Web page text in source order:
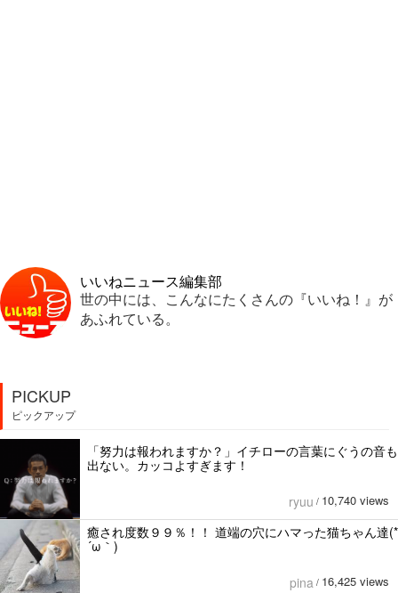
いいねニュース編集部
世の中には、こんなにたくさんの『いいね！』が
あふれている。
PICKUP
ピックアップ
「努力は報われますか？」イチローの言葉にぐうの音も
出ない。カッコよすぎます！
ryuu / 10,740 views
癒され度数９９％！！ 道端の穴にハマった猫ちゃん達(*
´ω｀)
pina / 16,425 views